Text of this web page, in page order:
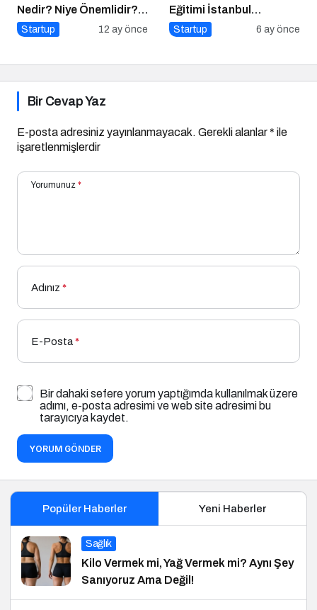
Nedir? Niye Önemlidir?
Growht Marketıng Nasıl
Startup 12 ay önce
Eğitimi İstanbul
Üniversitesi’nde
Startup 6 ay önce
Bir Cevap Yaz
E-posta adresiniz yayınlanmayacak. Gerekli alanlar* ile
işaretlenmişlerdir
Yorumunuz *
Adınız *
E-Posta*
Bir dahaki sefere yorum yaptığımda kullanılmak üzere
adımı, e-posta adresimi ve web site adresimi bu
tarayıcıya kaydet.
YORUM GÖNDER
Popüler Haberler Yeni Haberler
Sağlık
Kilo Vermek mi, Yağ Vermek mi? Aynı Şey
Sanıyoruz Ama Değil!